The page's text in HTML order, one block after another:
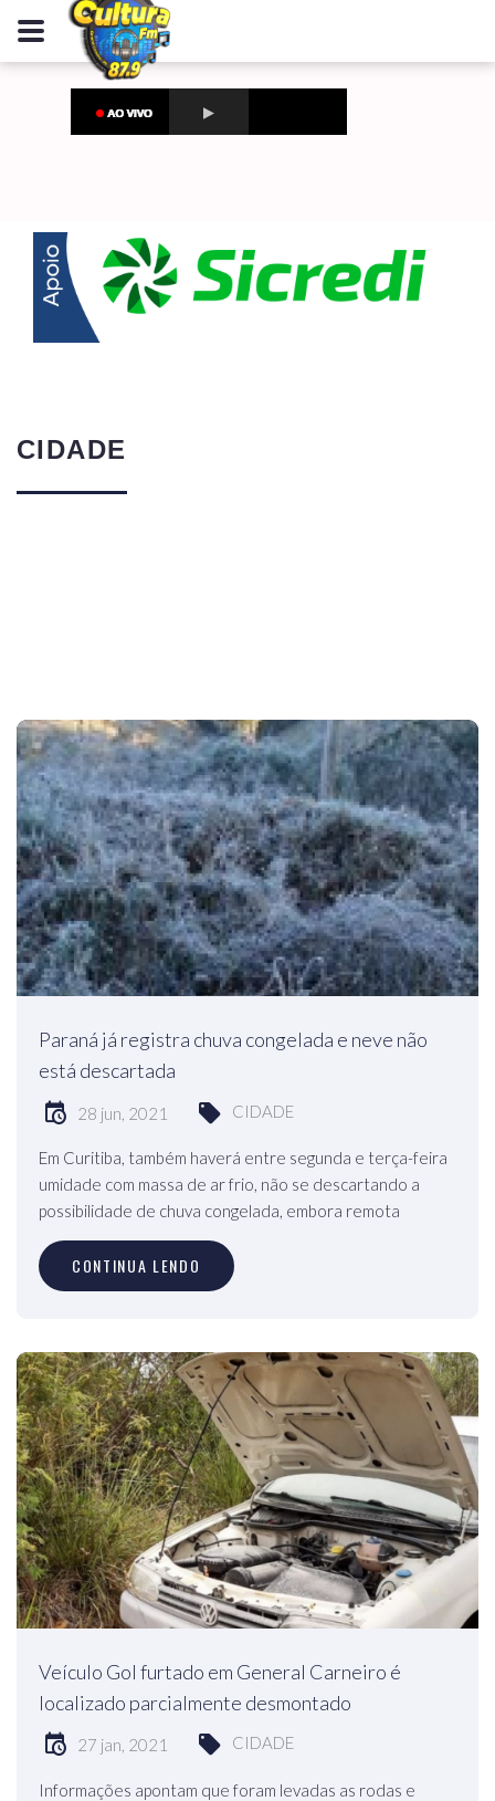
CIDADE
Paraná já registra chuva congelada e neve não
está descartada
28 jun, 2021 CIDADE
Em Curitiba, também haverá entre segunda e terça-feira
umidade com massa de ar frio, não se descartando a
possibilidade de chuva congelada, embora remota
CONTINUA LENDO
Veículo Gol furtado em General Carneiro é
localizado parcialmente desmontado
27 jan, 2021 CIDADE
Informações apontam que foram levadas as rodas e